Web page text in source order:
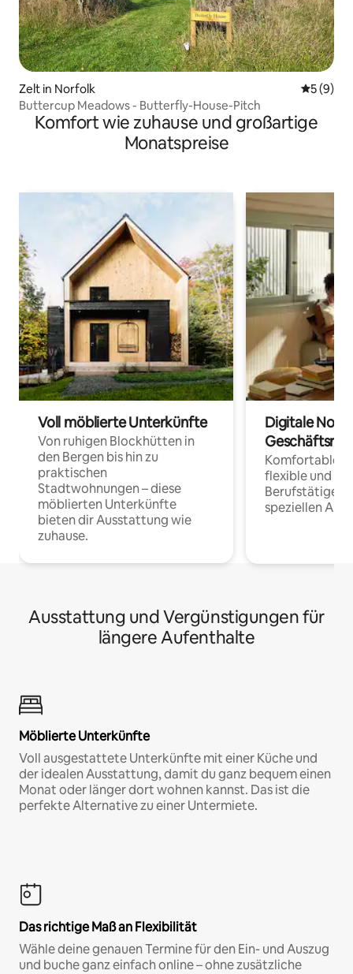
Zelt in Norfolk
5 (9)
Buttercup Meadows - Butterfly-House-Pitch
Komfort wie zuhause und großartige
Monatspreise
Voll möblierte Unterkünfte
Von ruhigen Blockhütten in
den Bergen bis hin zu
praktischen
Stadtwohnungen – diese
möblierten Unterkünfte
bieten dir Ausstattung wie
zuhause.
Digitale
Komfortable
flexible und
Berufstätige
speziellen
Ausstattung und Vergünstigungen für
längere Aufenthalte
Möblierte Unterkünfte
Voll ausgestattete Unterkünfte mit einer Küche und
der idealen Ausstattung, damit du ganz bequem einen
Monat oder länger dort wohnen kannst. Das ist die
perfekte Alternative zu einer Untermiete.
Das richtige Maß an Flexibilität
Wähle deine genauen Termine für den Ein- und Auszug
und buche ganz einfach online – ohne zusätzliche